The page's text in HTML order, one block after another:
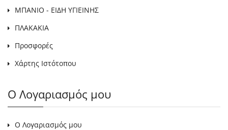
ΜΠΑΝΙΟ - ΕΙΔΗ ΥΓΙΕΙΝΗΣ
ΠΛΑΚΑΚΙΑ
Προσφορές
Χάρτης Ιστότοπου
Ο Λογαριασμός μου
Ο Λογαριασμός μου